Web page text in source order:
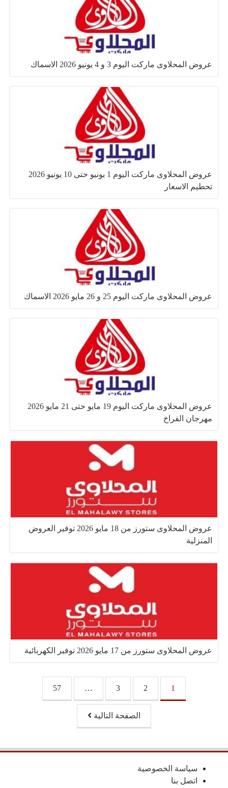
عروض المحلاوى ماركت اليوم 3 و 4 يونيو 2026 الاسماك
عروض المحلاوى ماركت اليوم 1 يونيو حتى 10 يونيو 2026
تحطيم الاسعار
عروض المحلاوى ماركت اليوم 25 و 26 مايو 2026 الاسماك
عروض المحلاوى ماركت اليوم 19 مايو حتى 21 مايو 2026
مهرجان الفراخ
عروض المحلاوى ستورز من 18 مايو 2026 توفير العروض
المنزلية
عروض المحلاوى ستورز من 17 مايو 2026 توفير الكهربائية
تصفّح المقالات
1
2
3
…
57
الصفحة التالية
سياسة الخصوصية
اتصل بنا